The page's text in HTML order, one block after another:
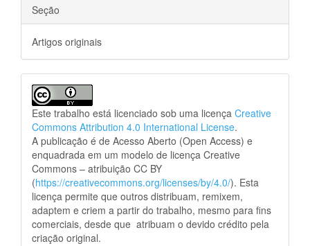
Seção
Artigos originais
Este trabalho está licenciado sob uma licença Creative
Commons Attribution 4.0 International License.
A publicação é de Acesso Aberto (Open Access) e
enquadrada em um modelo de licença Creative
Commons – atribuição CC BY
(https://creativecommons.org/licenses/by/4.0/). Esta
licença permite que outros distribuam, remixem,
adaptem e criem a partir do trabalho, mesmo para fins
comerciais, desde que atribuam o devido crédito pela
criação original.